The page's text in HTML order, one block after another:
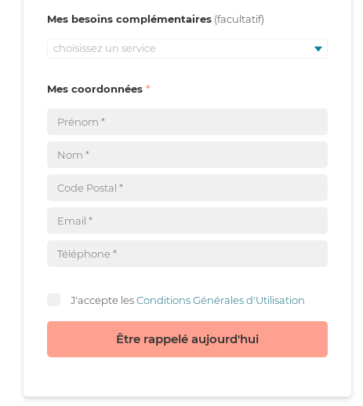
Mes besoins complémentaires
choisissez un service
Mes coordonnées
J'accepte lesConditions Générales d'Utilisation
Être rappelé aujourd'hui